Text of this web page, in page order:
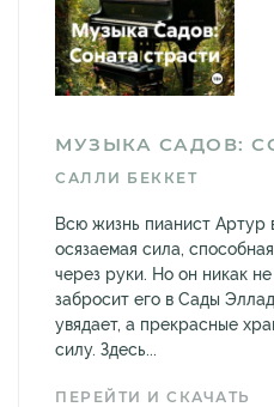
МУЗЫКА САДОВ:
САЛЛИ БЕККЕТ
Всю жизнь пианист Артур
осязаемая сила,
через руки. Но он никак
забросит его в Сады
увядает, а прекрасные
силу. Здесь...
ПЕРЕЙТИ И СКАЧАТЬ